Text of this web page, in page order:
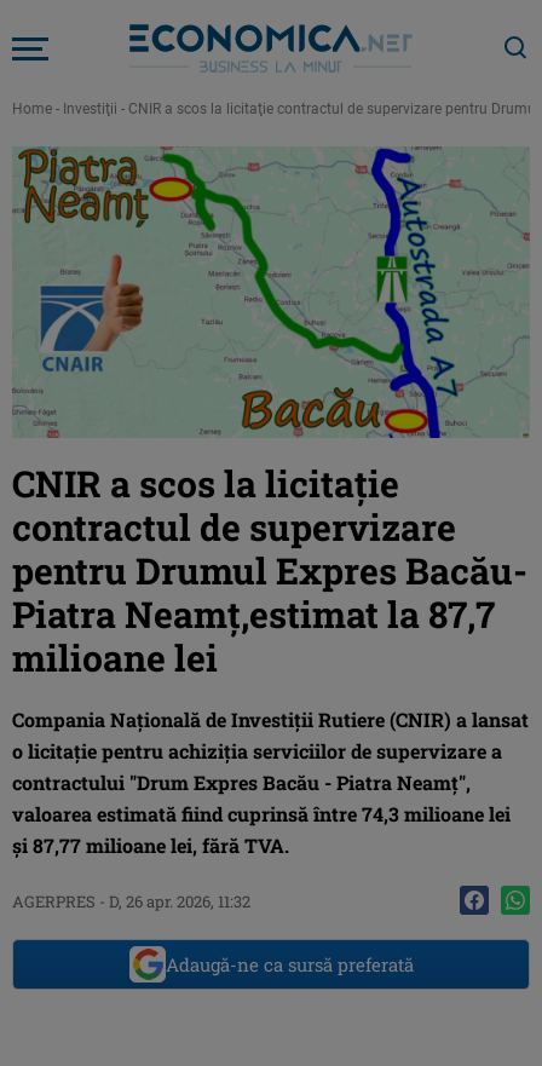
Home - Investiţii - CNIR a scos la licitaţie contractul de supervizare pentru
CNIR a scos la licitaţie
contractul de supervizare
pentru Drumul Expres Bacău-
Piatra Neamţ,estimat la 87,7
milioane lei
Compania Naţională de Investiţii Rutiere (CNIR) a lansat
o licitaţie pentru achiziţia serviciilor de supervizare a
contractului "Drum Expres Bacău - Piatra Neamţ",
valoarea estimată fiind cuprinsă între 74,3 milioane lei
şi 87,77 milioane lei, fără TVA.
AGERPRES - D, 26 apr. 2026, 11:32
Adaugă-ne ca sursă preferată